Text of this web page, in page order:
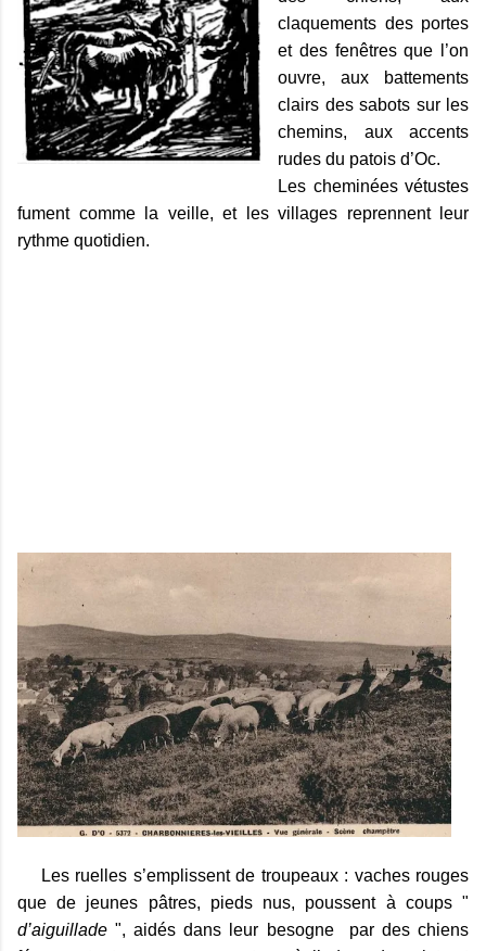
claquements des portes
et des fenêtres que l’on
ouvre, aux battements
clairs des sabots sur les
chemins, aux accents
rudes du patois d’Oc.
Les cheminées vétustes
fument comme la veille, et les villages reprennent leur
rythme quotidien.
Les ruelles s’emplissent de troupeaux : vaches rouges
que de jeunes pâtres, pieds nus, poussent à coups "
d’aiguillade ", aidés dans leur besogne par des chiens